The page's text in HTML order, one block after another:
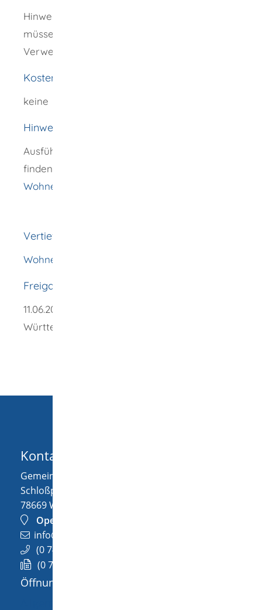
Kontakt
Gemeinde Wellendingen
Schloßplatz 1
78669Wellendingen
OpenStreetMap
info@wellendingen.de
(074
(074
Öffnungszeiten
Hinweis: Nach Abschluss der Baumaßnahmen
müssen Sie bei Ihrer Hausbank einen
Verwendungsnachweis einreichen.
Kosten
keine
Hinweise
Ausführliche Informationen zum Programm
finden Sie im Onlineauftritt der L-Bank:
Wohnen mit Zukunft: Photovoltaik | L-Bank
Vertiefende Informationen
Wohnen mit Zukunft: Photovoltaik | L-Bank
Freigabevermerk
11.06.2026
Württemberg